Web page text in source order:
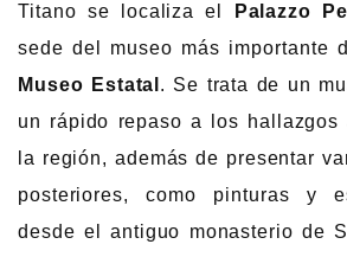
Titano se localiza el
Palazzo
sede del museo más importante
Museo Estatal . Se trata de un
un rápido repaso a los hallazgos
la región, además de presentar
posteriores, como pinturas y
desde el antiguo monasterio de